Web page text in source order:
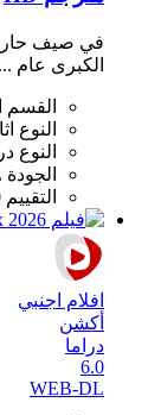
في صيف حار
الكبرى عام ...
القسم
النوع
النوع
الجودة
التقييم
افلام اجنبي
أكشن
دراما
6.0
WEB-DL